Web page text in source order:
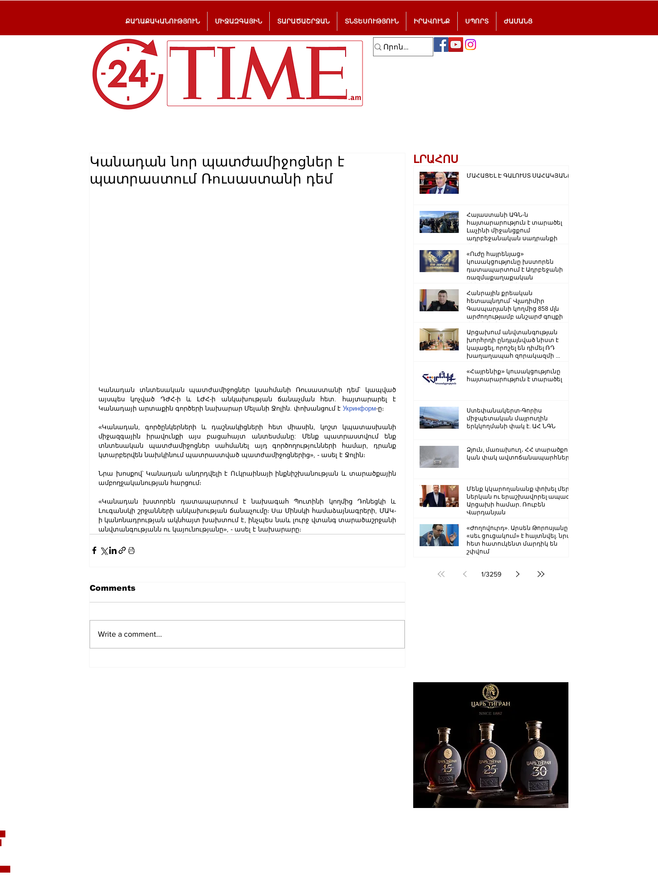
ՔԱՂԱՔԱԿԱՆՈՒԹՅՈՒՆ ՄԻՋԱԶԳԱՅԻՆ ՏԱՐԱԾԱՇՐՋԱՆ ՏՆՏԵՍՈՒԹՅՈՒՆ ԻՐԱՎՈՒՆՔ ՍՊՈՐՏ ԺԱՄԱՆՑ
Կանադան նոր պատժամիջոցներ է
պատրաստում Ռուսաստանի դեմ
Կանադան տնտեսական պատժամիջոցներ կսահմանի Ռուսաստանի դեմ՝ կապված
այսպես կոչված ԴԺՀ-ի և ԼԺՀ-ի անկախության ճանաչման հետ. հայտարարել է
Կանադայի արտաքին գործերի նախարար Մելանի Ջոլին. փոխանցում է Укринформ-ը։
«Կանադան, գործընկերների և դաշնակիցների հետ միասին, կոշտ կպատասխանի
միջազգային իրավունքի այս բացահայտ անտեսմանը: Մենք պատրաստվում ենք
տնտեսական պատժամիջոցներ սահմանել այդ գործողությունների համար, դրանք
կտարբերվեն նախկինում պատրաստված պատժամիջոցներից», - ասել է Ջոլին։
Նրա խոսքով՝ Կանադան անդրդվելի է Ուկրաինայի ինքնիշխանության և տարածքային
ամբողջականության հարցում։
«Կանադան խստորեն դատապարտում է նախագահ Պուտինի կողմից Դոնեցկի և
Լուգանսկի շրջանների անկախության ճանաչումը։ Սա Մինսկի համաձայնագրերի, ՄԱԿ-
ի կանոնադրության ակնհայտ խախտում է, ինչպես նաև լուրջ վտանգ տարածաշրջանի
անվտանգությանն ու կայունությանը», - ասել է նախարարը։
Comments
Write a comment...
ԼՐԱՀՈՍ
ՄԱՀԱՑԵԼ Է ԳԱԼՈՒՍՏ ՍԱՀԱԿՅԱՆԸ
Հայաստանի ԱԳՆ-ն
հայտարարություն է տարածել
Լաչինի միջանցքում
ադրբեջանական սադրանքի
«Ուժը հայրենյաց»
կուսակցությունը խստորեն
դատապարտում է Ադրբեջանի
ռազմաքաղաքական
Հանրային քրեական
հետապնդում՝ Վլադիմիր
Գասպարյանի կողմից 858 մլն
արժողությամբ անշարժ գույքի
Արցախում անվտանգության
խորհրդի ընդլայնված նիստ է
կայացել, որոշել են դիմել ՌԴ
խաղաղապահ զորակազմի ...
«Հայրենիք» կուսակցությունը
հայտարարություն է տարածել
Ստեփանակերտ-Գորիս
միջպետական մայրուղին
երկկողմանի փակ է. ԱՀ ՆԳՆ
Ձյուն, մառախուղ․ ՀՀ տարածքում
կան փակ ավտոճանապարհներ
Մենք կկարողանանք փոխել մեր
ներկան ու երաշխավորել ապագա
Արցախի համար. Ռուբեն
Վարդանյան
«Ժողովուրդ». Արսեն Թորոսյանը
«սեւ ցուցակում» է հայտնվել. նրա
հետ հատուկենտ մարդիկ են
շփվում
1/3259